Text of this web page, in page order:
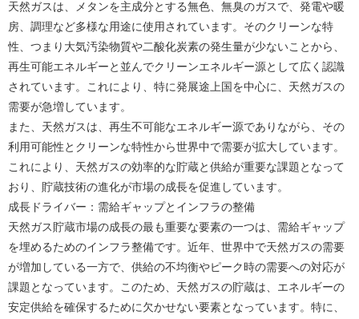
天然ガスは、メタンを主成分とする無色、無臭のガスで、発電や暖
房、調理など多様な用途に使用されています。そのクリーンな特
性、つまり大気汚染物質や二酸化炭素の発生量が少ないことから、
再生可能エネルギーと並んでクリーンエネルギー源として広く認識
されています。これにより、特に発展途上国を中心に、天然ガスの
需要が急増しています。
また、天然ガスは、再生不可能なエネルギー源でありながら、その
利用可能性とクリーンな特性から世界中で需要が拡大しています。
これにより、天然ガスの効率的な貯蔵と供給が重要な課題となって
おり、貯蔵技術の進化が市場の成長を促進しています。
成長ドライバー：需給ギャップとインフラの整備
天然ガス貯蔵市場の成長の最も重要な要素の一つは、需給ギャップ
を埋めるためのインフラ整備です。近年、世界中で天然ガスの需要
が増加している一方で、供給の不均衡やピーク時の需要への対応が
課題となっています。このため、天然ガスの貯蔵は、エネルギーの
安定供給を確保するために欠かせない要素となっています。特に、